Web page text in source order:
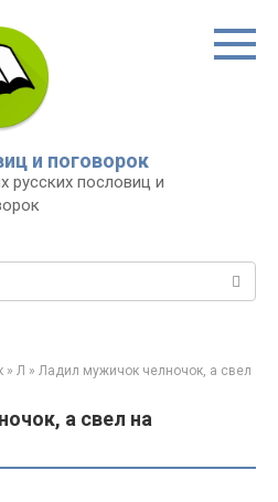
и поговорок
русских пословиц и
» Л » Ладил мужичок челночок, а свел
а свел на